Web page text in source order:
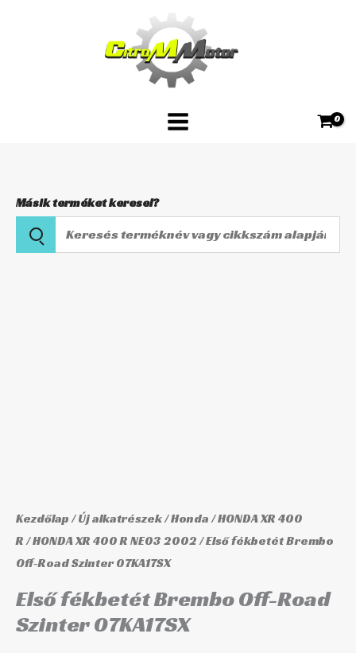
Másik terméket keresel?
Keresés
terméknév
Kezdőlap/Új alkatrészek/Honda/HONDA XR 400
R/HONDA XR 400 R NE03 2002/ Első fékbetét Brembo
Off-Road Szinter 07KA17SX
Első fékbetét Brembo Off-Road
Szinter 07KA17SX